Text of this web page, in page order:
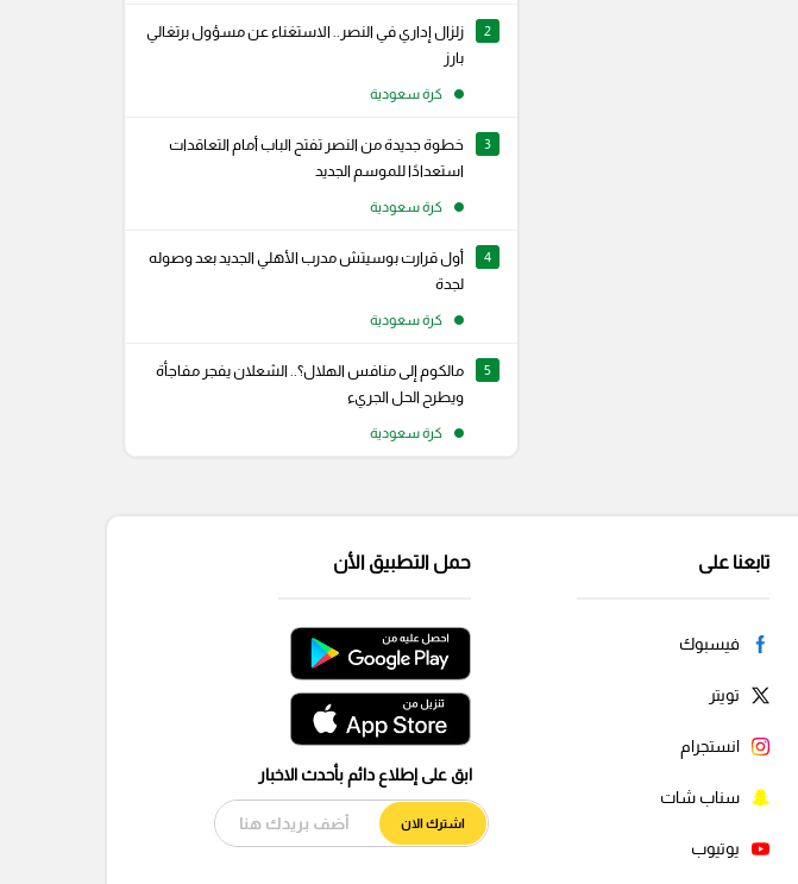
2
زلزال إداري في النصر.. الاستغناء عن مسؤول برتغالي
بارز
كرة سعودية
3
خطوة جديدة من النصر تفتح الباب أمام التعاقدات
استعدادًا للموسم الجديد
كرة سعودية
4
أول قرارت بوسيتش مدرب الأهلي الجديد بعد وصوله
لجدة
كرة سعودية
5
مالكوم إلى منافس الهلال؟.. الشعلان يفجر مفاجأة
ويطرح الحل الجريء
كرة سعودية
تابعنا على
فيسبوك
تويتر
انستجرام
سناب شات
يوتيوب
حمل التطبيق الأن
ابق على إطلاع دائم بأحدث الاخبار
اشترك الان